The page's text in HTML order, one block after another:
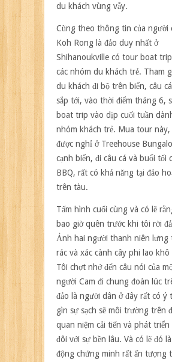
du khách vùng vẫy.
Cũng theo thông tin của người
Koh Rong là đảo duy nhất ở
Shihanoukville có tour boat
các nhóm du khách trẻ. Tham
du khách đi bộ trên biển, câu
sắp tới, vào thời điểm tháng 6,
boat trip vào dịp cuối tuần
nhóm khách trẻ. Mua tour này,
được nghỉ ở Treehouse
cạnh biển, đi câu cá và buổi tối
BBQ, rất có khả năng tại đảo
trên tàu.
Tấm hình cuối cùng và có lẽ
bao giờ quên trước khi tôi rời
Ảnh hai người thanh niên lưng
rác và xác cành cây phi lao
Tôi chợt nhớ đến câu nói của
người Cam đi chung đoàn lúc
đảo là người dân ở đây rất có ý
gìn sự sạch sẽ môi trường trên
quan niệm cải tiến và phát
đôi với sự bền lâu. Và có lẽ đó
động chứng minh rất ấn tượng